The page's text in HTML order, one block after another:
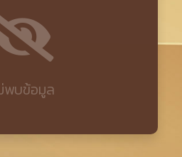
พบข้อมูล